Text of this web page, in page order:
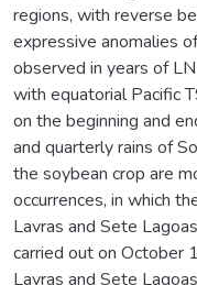
regions, with reverse
expressive anomalies
observed in years of
with equatorial Pacific
on the beginning and
and quarterly rains of
the soybean crop are
occurrences, in which
Lavras and Sete
carried out on October
Lavras and Sete